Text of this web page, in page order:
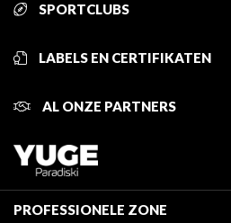
SPORTCLUBS
LABELS EN CERTIFIKATEN
AL ONZE PARTNERS
PROFESSIONELE ZONE